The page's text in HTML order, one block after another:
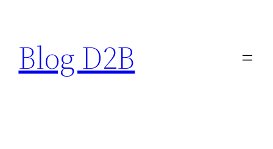
contenido
Blog D2B